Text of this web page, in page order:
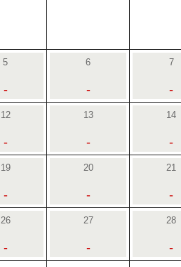
5
-
6
-
7
-
12
-
13
-
14
-
19
-
20
-
21
-
26
-
27
-
28
-